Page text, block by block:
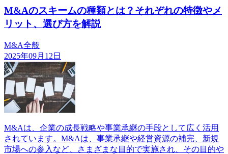
M&Aのスキームの種類とは？それぞれの特徴やメ
リット、選び方を解説
M&A全般
2025年09月12日
M&Aは、企業の成長戦略や事業承継の手段として広く活用
されています。M&Aは、事業承継や経営資源の補完、新規
市場への参入など、さまざまな目的で実施され、その目的や